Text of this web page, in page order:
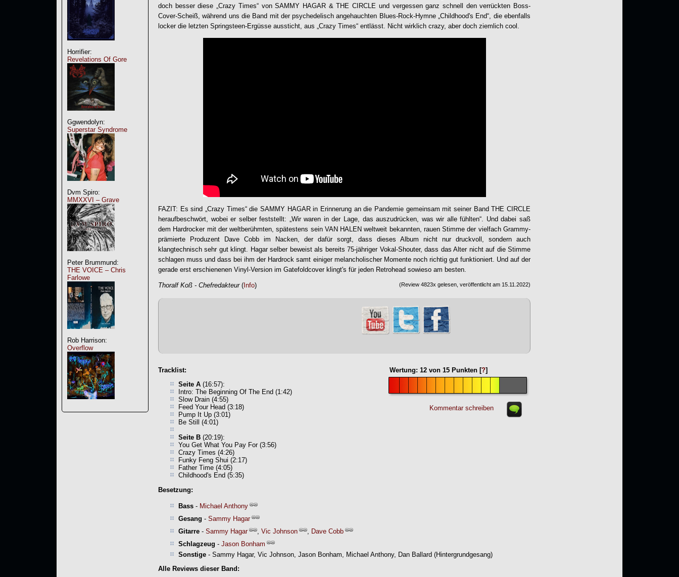
Horrifier:
Revelations Of Gore
Ggwendolyn:
Superstar Syndrome
Dvm Spiro:
MMXXVI – Grave
Peter Brummund:
THE VOICE – Chris
Farlowe
Rob Harrison:
Overflow
doch besser diese „Crazy Times“ vonSAMMY HAGAR & THE CIRCLE und vergessen ganz schnell den verrückten Boss-
Cover-Scheiß, während uns die Band mit der psychedelisch angehauchten Blues-Rock-Hymne „Childhood's End“, die ebenfalls
locker die letzten Springsteen-Ergüsse aussticht, aus „ Crazy Times“ entlässt. Nicht wirklich crazy, aber doch ziemlich cool.
FAZIT: Es sind „ Crazy Times“ die SAMMY HAGAR in Erinnerung an die Pandemie gemeinsam mit seiner Band THE CIRCLE
heraufbeschwört, wobei er selber feststellt: „Wir waren in der Lage, das auszudrücken, was wir alle fühlten“. Und dabei saß
dem Hardrocker mit der weltberühmten, spätestens sein VAN HALEN weltweit bekannten, rauen Stimme der vielfach Grammy-
prämierte Produzent Dave Cobb im Nacken, der dafür sorgt, dass dieses Album nicht nur druckvoll, sondern auch
klangtechnisch sehr gut klingt. Hagar selber beweist als bereits 75-jähriger Vokal-Shouter, dass das Alter nicht auf die Stimme
schlagen muss und dass bei ihm der Hardrock samt einiger melancholischer Momente noch richtig gut funktioniert. Und auf der
gerade erst erschienenen Vinyl-Version im Gatefoldcover klingt's für jeden Retrohead sowieso am besten.
Thoralf Koß - Chefredakteur( Info) (Review 4823x gelesen, veröffentlicht am 15.11.2022)
Wertung: 12 von 15 Punkten [?]
Kommentar schreiben
Tracklist:
Seite A (16:57):
Intro: The Beginning Of The End (1:42)
Slow Drain (4:55)
Feed Your Head (3:18)
Pump It Up (3:01)
Be Still (4:01)
Seite B (20:19):
You Get What You Pay For (3:56)
Crazy Times (4:26)
Funky Feng Shui (2:17)
Father Time (4:05)
Childhood's End (5:35)
Besetzung:
Bass - Michael Anthony
Gesang - Sammy Hagar
Gitarre - Sammy Hagar Vic Johnson
Dave Cobb
Schlagzeug - Jason Bonham
Sonstige - Sammy Hagar, Vic Johnson, Jason Bonham, Michael Anthony, Dan Ballard (Hintergrundgesang)
Alle Reviews dieser Band: